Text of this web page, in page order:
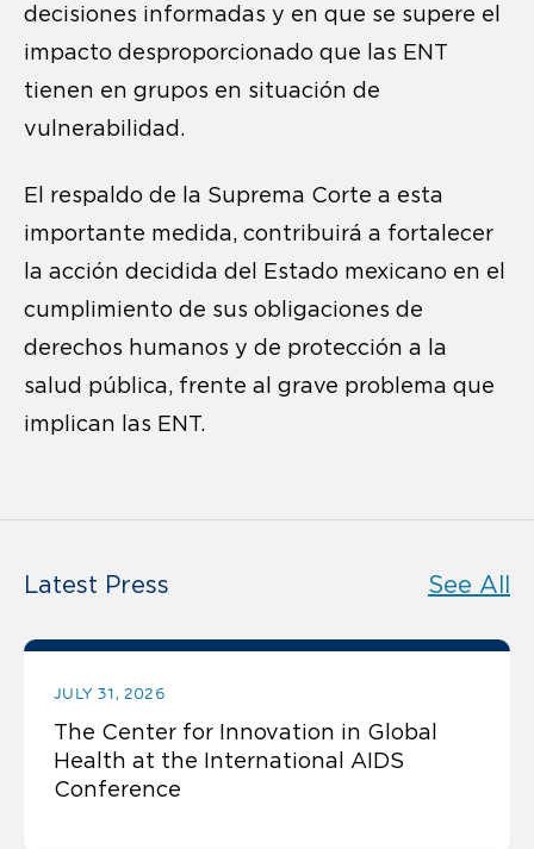
decisiones informadas y en que se supere el
impacto desproporcionado que las ENT
tienen en grupos en situación de
vulnerabilidad.
El respaldo de la Suprema Corte a esta
importante medida, contribuirá a fortalecer
la acción decidida del Estado mexicano en el
cumplimiento de sus obligaciones de
derechos humanos y de protección a la
salud pública, frente al grave problema que
implican las ENT.
Latest Press See All
JULY 31, 2026
The Center for Innovation in Global
Health at the International AIDS
Conference